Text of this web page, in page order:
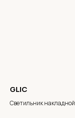
GLIC
Светильник накладной